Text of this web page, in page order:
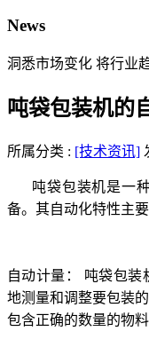
News
洞悉市场变化 将行业
吨袋包装机的
所属分类 : [技术资讯]
吨袋包装机是一
备。其自动化特性主
自动计量：
吨袋包装
地测量和调整要包装
包含正确的数量的物